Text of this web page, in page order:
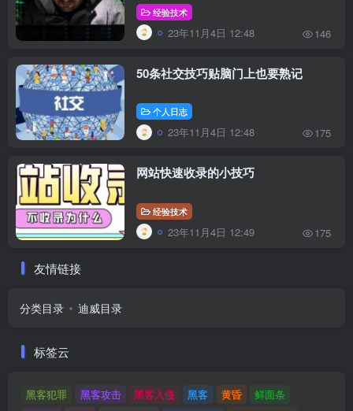
经验技术
23年11月4日 12:48 146
50条社交技巧贴脑门上也要熟记
个人日志
23年11月4日 12:48 175
网站快速收录的小技巧
经验技术
23年11月4日 12:49 175
友情链接
分类目录 迪威目录
标签云
黑客犯罪 黑客攻击 黑客入侵 黑客 黄昏
鲜面条